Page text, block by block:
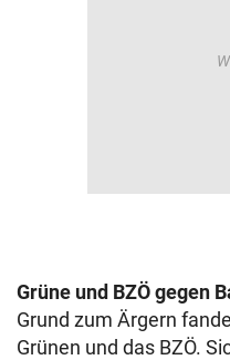
Grüne und BZÖ gegen
Grund zum Ärgern
Grünen und das BZÖ.